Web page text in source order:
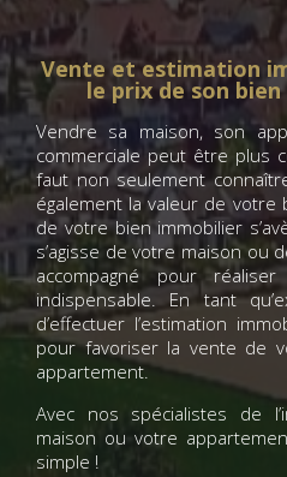
Vente et estimation
le prix de son
Vendre sa maison, son
commerciale peut être plus
faut non seulement
également la valeur de votre
de votre bien immobilier
s’agisse de votre maison ou
accompagné pour
indispensable. En tant
d’effectuer l’estimation
pour favoriser la vente de
appartement.
Avec nos spécialistes de
maison ou votre
simple !